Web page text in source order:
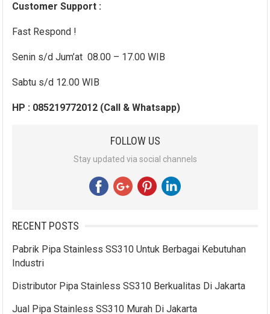
Customer Support :
Fast Respond !
Senin s/d Jum’at 08.00 – 17.00 WIB
Sabtu s/d 12.00 WIB
HP : 085219772012 (Call & Whatsapp)
FOLLOW US
Stay updated via social channels
RECENT POSTS
Pabrik Pipa Stainless SS310 Untuk Berbagai Kebutuhan
Industri
Distributor Pipa Stainless SS310 Berkualitas Di Jakarta
Jual Pipa Stainless SS310 Murah Di Jakarta